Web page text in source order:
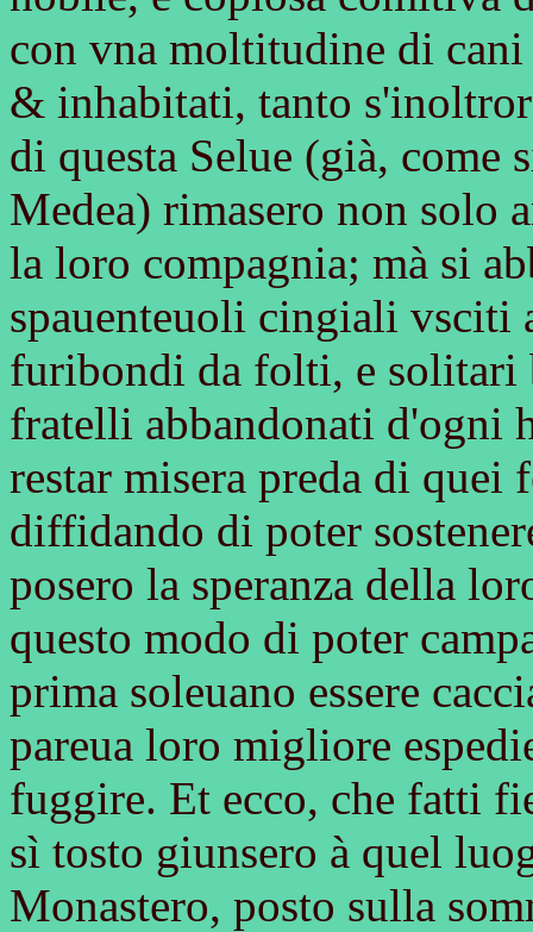
con vna moltitudine di
& inhabitati, tanto
di questa Selue (già, come
Medea) rimasero non solo
la loro compagnia; mà si
spauenteuoli cingiali vsciti
furibondi da folti, e solitari
fratelli abbandonati d'ogni
restar misera preda di
diffidando di poter
posero la speranza della
questo modo di poter
prima soleuano essere
pareua loro migliore
fuggire. Et ecco, che fatti
sì tosto giunsero à quel
Monastero, posto sulla